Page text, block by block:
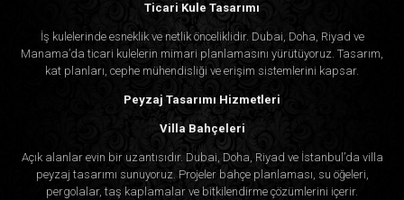
Ticari Kule Tasarımı
İş kulelerinde esneklik ve netlik önceliklidir. Dubai, Doha, Riyad ve
Manama’da ticari kulelerin mimari planlamasını yürütüyoruz. Tasarım,
kat planları, cephe mühendisliği ve erişim sistemlerini kapsar.
Peyzaj Tasarımı Hizmetleri
Villa Bahçeleri
Açık alanlar evin bir uzantısıdır. Dubai, Doha, Riyad ve İstanbul’da villa
peyzaj tasarımı sunuyoruz. Projeler bahçe planlaması, su öğeleri,
pergolalar, taş kaplamalar ve bitkilendirme çözümlerini içerir.